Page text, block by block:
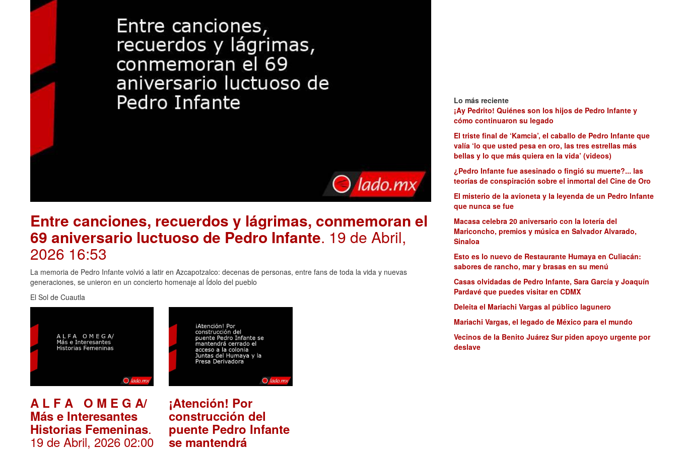
Entre canciones, recuerdos y lágrimas, conmemoran el
69 aniversario luctuoso de Pedro Infante. 19 de Abril,
2026 16:53
La memoria de Pedro Infante volvió a latir en Azcapotzalco: decenas de personas, entre fans de toda la vida y nuevas
generaciones, se unieron en un concierto homenaje al Ídolo del pueblo
El Sol de Cuautla
A L F A O M E G A/
Más e Interesantes
Historias Femeninas.
19 de Abril, 2026 02:00
¡Atención! Por
construcción del
puente Pedro Infante
se mantendrá
Lo más reciente
¡Ay Pedrito! Quiénes son los hijos de Pedro Infante y
cómo continuaron su legado
El triste final de ‘Kamcia’, el caballo de Pedro Infante que
valía ‘lo que usted pesa en oro, las tres estrellas más
bellas y lo que más quiera en la vida’ (videos)
¿Pedro Infante fue asesinado o fingió su muerte?... las
teorías de conspiración sobre el inmortal del Cine de Oro
El misterio de la avioneta y la leyenda de un Pedro Infante
que nunca se fue
Macasa celebra 20 aniversario con la lotería del
Mariconcho, premios y música en Salvador Alvarado,
Sinaloa
Esto es lo nuevo de Restaurante Humaya en Culiacán:
sabores de rancho, mar y brasas en su menú
Casas olvidadas de Pedro Infante, Sara García y Joaquín
Pardavé que puedes visitar en CDMX
Deleita el Mariachi Vargas al público lagunero
Mariachi Vargas, el legado de México para el mundo
Vecinos de la Benito Juárez Sur piden apoyo urgente por
deslave